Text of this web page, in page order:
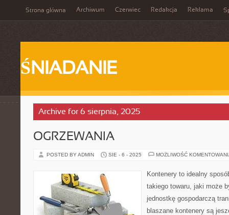
Strona główna Archiwum Czerwiec Redakcja Reklama
ŚNIADANIE
Archive for 6 sierpnia, 2025
OGRZEWANIA
POSTED BY ADMIN SIE - 6 - 2025 MOŻLIWOŚĆ
Kontenery to idealny
takiego towaru, jaki może
jednostkę gospodarczą
blaszane kontenery są